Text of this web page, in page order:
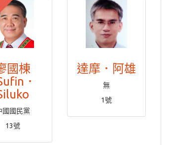
國棟
．
國國民黨
13號
達摩．阿雄
無
1號